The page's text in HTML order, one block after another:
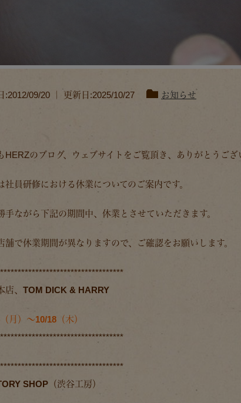
:2012/09/20 ｜ 更新日:2025/10/27 お知らせ
HERZのブログ、ウェブサイトをご覧頂き、ありがとうござ
社員研修における休業についてのご案内です。
手ながら下記の期間中、休業とさせていただきます。
舗で休業期間が異なりますので、 ご確認をお願いします。
店、TOM DICK & HARRY
月）～10/18（木）
SHOP（渋谷工房）